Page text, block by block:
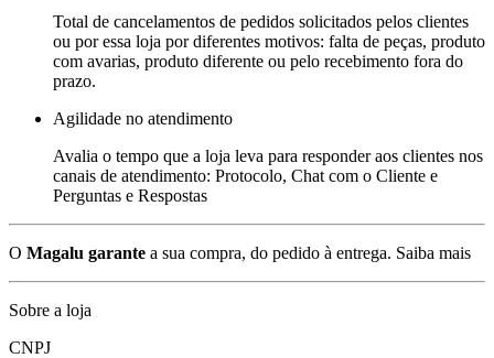
Total de cancelamentos de pedidos solicitados pelos clientes
ou por essa loja por diferentes motivos: falta de peças, produto
com avarias, produto diferente ou pelo recebimento fora do
prazo.
Agilidade no atendimento
Avalia o tempo que a loja leva para responder aos clientes nos
canais de atendimento: Protocolo, Chat com o Cliente e
Perguntas e Respostas
O Magalu garante a sua compra, do pedido à entrega. Saiba mais
Sobre a loja
CNPJ